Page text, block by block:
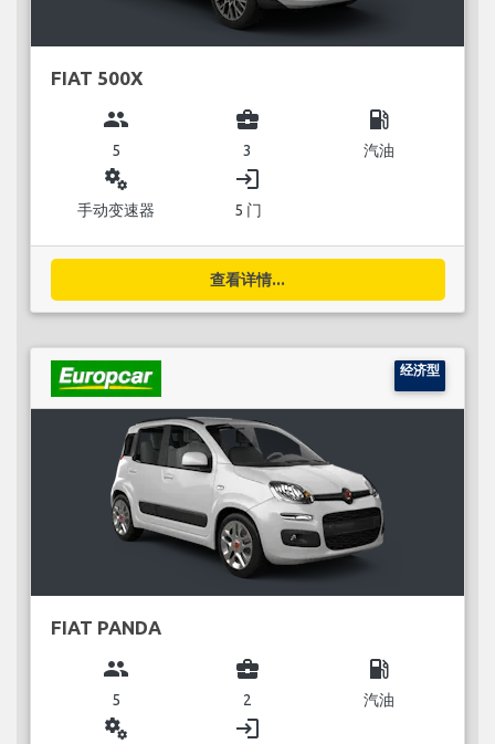
FIAT 500X
group
5
business_center
3
local_gas_station
汽油
miscellaneous_services
手动变速器
login
5 门
查看详情...
经济型
FIAT PANDA
group
5
business_center
2
local_gas_station
汽油
miscellaneous_services login